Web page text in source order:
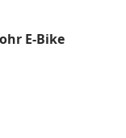
E-Bike